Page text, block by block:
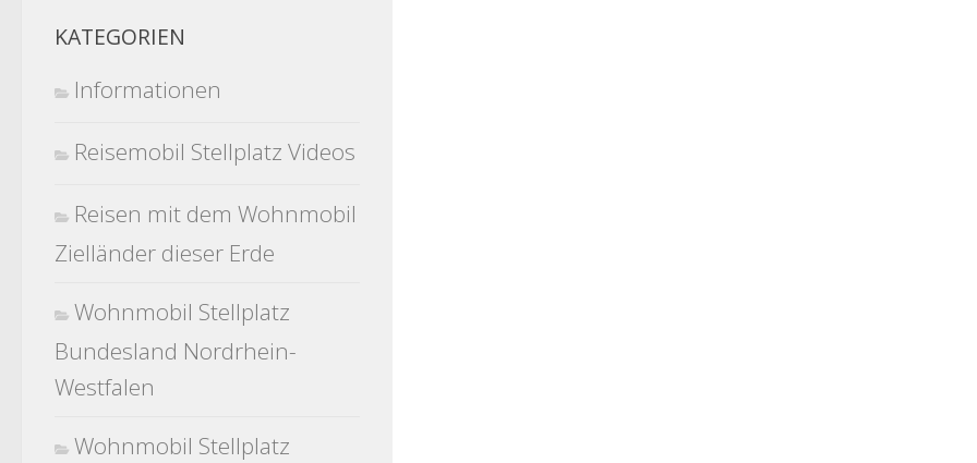
KATEGORIEN
Informationen
Reisemobil Stellplatz Videos
Reisen mit dem Wohnmobil
Zielländer dieser Erde
Wohnmobil Stellplatz
Bundesland Nordrhein-
Westfalen
Wohnmobil Stellplatz